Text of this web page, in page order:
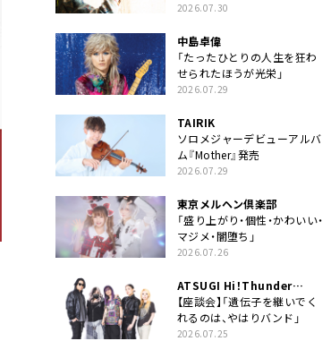
2026.07.30
中島卓偉
「たったひとりの人生を狂わ
せられたほうが光栄」
2026.07.29
TAIRIK
ソロメジャーデビューアルバ
ム『Mother』発売
2026.07.29
東京メルヘン倶楽部
「盛り上がり・個性・かわいい・
マジメ・闇堕ち」
2026.07.26
ATSUGI Hi！Thunder
Rock Festival
【座談会】「遺伝子を継いでく
れるのは、やはりバンド」
2026.07.25